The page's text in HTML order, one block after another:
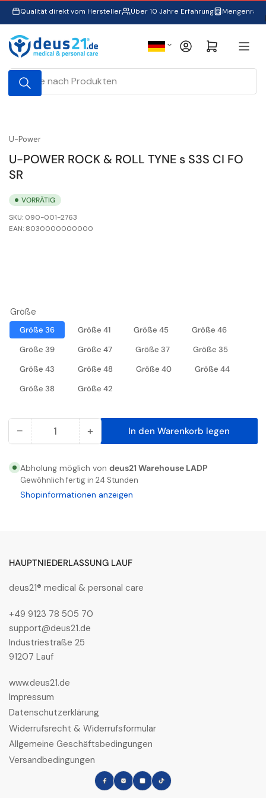
Zum
springen
Qualität direkt vom Hersteller Über 10 Jahre Erfahrung
Suche
nach
Produkten
S
p
r
AnmeldenMini-Warenkorb öffnen
U-Power
U-POWER ROCK & ROLL TYNE s S3S CI FO
SR
VORRÄTIG
SKU: 090-001-2763
EAN: 8030000000000
Größe
Größe 36 Größe 41 Größe 45
Größe 46
Größe 39
Größe 47 Größe 37
Größe 35
Größe 43
Größe 48 Größe 40
Größe 44
Größe 38
Größe 42
− Menge
für
U-
POWER
s
CI
FO
Anzahl +Menge
für
U-
POWER
s
CI
FO
In den Warenkorb legen
Abholung möglich von deus21 Warehouse LADP
Gewöhnlich fertig in 24 Stunden
Shopinformationen anzeigen
HAUPTNIEDERLASSUNG LAUF
deus21® medical & personal care
+49 9123 78 505 70
support@deus21.de
Industriestraße 25
91207 Lauf
www.deus21.de
Impressum
Datenschutzerklärung
Widerrufsrecht & Widerrufsformular
Allgemeine Geschäftsbedingungen
Versandbedingungen
FacebookInstagram
LinkedInTikTok